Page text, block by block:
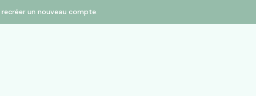
un nouveau compte.